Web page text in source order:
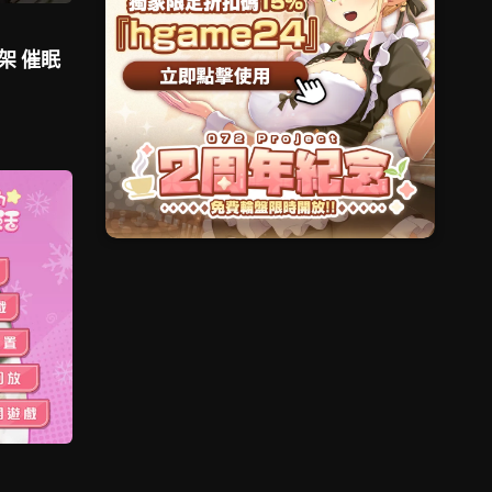
催眠